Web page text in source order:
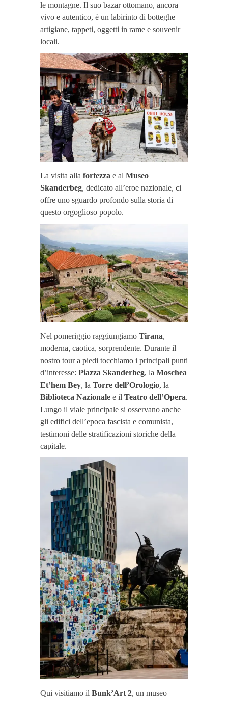
le montagne. Il suo bazar ottomano, ancora
vivo e autentico, è un labirinto di botteghe
artigiane, tappeti, oggetti in rame e souvenir
locali.
La visita alla fortezza e al Museo
Skanderbeg, dedicato all’eroe nazionale, ci
offre uno sguardo profondo sulla storia di
questo orgoglioso popolo.
Nel pomeriggio raggiungiamo Tirana,
moderna, caotica, sorprendente. Durante il
nostro tour a piedi tocchiamo i principali punti
d’interesse: Piazza Skanderbeg, la Moschea
Et’hem Bey, la Torre dell’Orologio, la
Biblioteca Nazionale e il Teatro dell’Opera.
Lungo il viale principale si osservano anche
gli edifici dell’epoca fascista e comunista,
testimoni delle stratificazioni storiche della
capitale.
Qui visitiamo il Bunk’Art 2, un museo